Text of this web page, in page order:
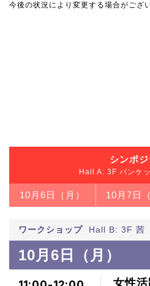
今後の状況により変更する場合がござ
シンポ
Hall A: 3F バンケ
10月6日（月） 10月7日
ワークショップ Hall B: 3F 茜
10月6日（月）
女性